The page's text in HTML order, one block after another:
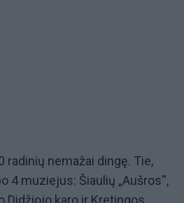
radinių nemažai dingę. Tie,
4 muziejus: Šiaulių „Aušros“,